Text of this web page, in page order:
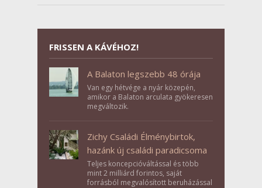
FRISSEN A KÁVÉHOZ!
A Balaton legszebb 48 órája
Van egy hétvége a nyár közepén,
amikor a Balaton arculata gyökeresen
megváltozik.
Zichy Családi Élménybirtok,
hazánk új családi paradicsoma
Teljes koncepcióváltással és több
mint 2 milliárd forintos, saját
forrásból megvalósított beruházással